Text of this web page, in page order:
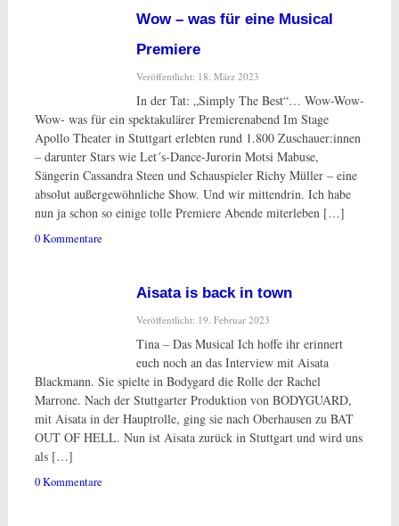
Wow – was für eine Musical
Premiere
Veröffentlicht: 18. März 2023
In der Tat: „Simply The Best“… Wow-Wow-
Wow- was für ein spektakulärer Premierenabend Im Stage
Apollo Theater in Stuttgart erlebten rund 1.800 Zuschauer:innen
– darunter Stars wie Let´s-Dance-Jurorin Motsi Mabuse,
Sängerin Cassandra Steen und Schauspieler Richy Müller – eine
absolut außergewöhnliche Show. Und wir mittendrin. Ich habe
nun ja schon so einige tolle Premiere Abende miterleben […]
0 Kommentare
Aisata is back in town
Veröffentlicht: 19. Februar 2023
Tina – Das Musical Ich hoffe ihr erinnert
euch noch an das Interview mit Aisata
Blackmann. Sie spielte in Bodygard die Rolle der Rachel
Marrone. Nach der Stuttgarter Produktion von BODYGUARD,
mit Aisata in der Hauptrolle, ging sie nach Oberhausen zu BAT
OUT OF HELL. Nun ist Aisata zurück in Stuttgart und wird uns
als […]
0 Kommentare